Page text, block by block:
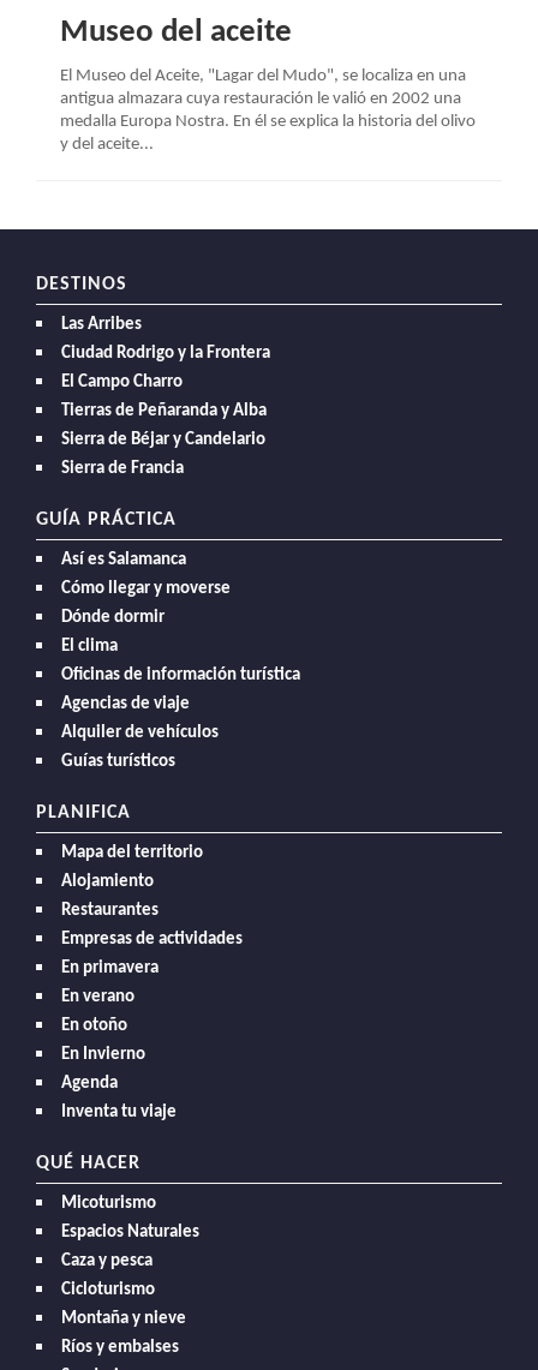
Museo del aceite
El Museo del Aceite, "Lagar del Mudo", se localiza en una
antigua almazara cuya restauración le valió en 2002 una
medalla Europa Nostra. En él se explica la historia del olivo
y del aceite...
DESTINOS
Las Arribes
Ciudad Rodrigo y la Frontera
El Campo Charro
Tierras de Peñaranda y Alba
Sierra de Béjar y Candelario
Sierra de Francia
GUÍA PRÁCTICA
Así es Salamanca
Cómo llegar y moverse
Dónde dormir
El clima
Oficinas de información turística
Agencias de viaje
Alquiler de vehículos
Guías turísticos
PLANIFICA
Mapa del territorio
Alojamiento
Restaurantes
Empresas de actividades
En primavera
En verano
En otoño
En Invierno
Agenda
Inventa tu viaje
QUÉ HACER
Micoturismo
Espacios Naturales
Caza y pesca
Cicloturismo
Montaña y nieve
Ríos y embalses